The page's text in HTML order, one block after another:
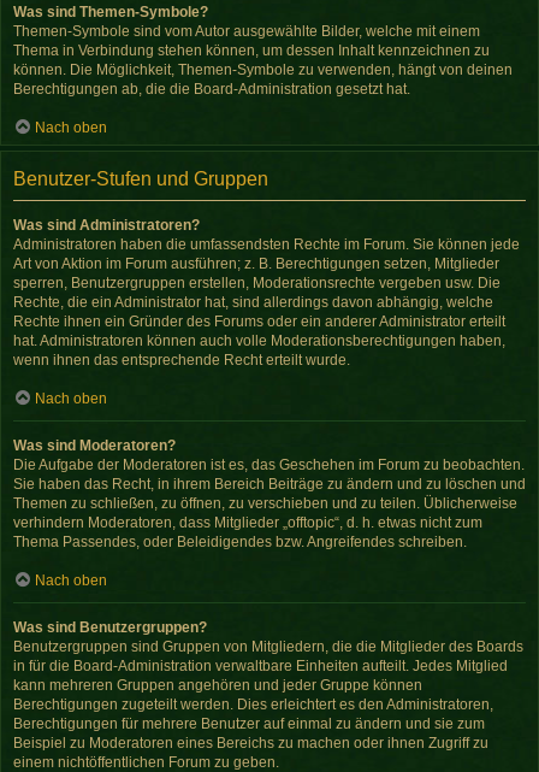
Was sind Themen-Symbole?
Themen-Symbole sind vom Autor ausgewählte Bilder, welche mit einem
Thema in Verbindung stehen können, um dessen Inhalt kennzeichnen zu
können. Die Möglichkeit, Themen-Symbole zu verwenden, hängt von deinen
Berechtigungen ab, die die Board-Administration gesetzt hat.
Nach oben
Benutzer-Stufen und Gruppen
Was sind Administratoren?
Administratoren haben die umfassendsten Rechte im Forum. Sie können jede
Art von Aktion im Forum ausführen; z. B. Berechtigungen setzen, Mitglieder
sperren, Benutzergruppen erstellen, Moderationsrechte vergeben usw. Die
Rechte, die ein Administrator hat, sind allerdings davon abhängig, welche
Rechte ihnen ein Gründer des Forums oder ein anderer Administrator erteilt
hat. Administratoren können auch volle Moderationsberechtigungen haben,
wenn ihnen das entsprechende Recht erteilt wurde.
Nach oben
Was sind Moderatoren?
Die Aufgabe der Moderatoren ist es, das Geschehen im Forum zu beobachten.
Sie haben das Recht, in ihrem Bereich Beiträge zu ändern und zu löschen und
Themen zu schließen, zu öffnen, zu verschieben und zu teilen. Üblicherweise
verhindern Moderatoren, dass Mitglieder „offtopic“, d. h. etwas nicht zum
Thema Passendes, oder Beleidigendes bzw. Angreifendes schreiben.
Nach oben
Was sind Benutzergruppen?
Benutzergruppen sind Gruppen von Mitgliedern, die die Mitglieder des Boards
in für die Board-Administration verwaltbare Einheiten aufteilt. Jedes Mitglied
kann mehreren Gruppen angehören und jeder Gruppe können
Berechtigungen zugeteilt werden. Dies erleichtert es den Administratoren,
Berechtigungen für mehrere Benutzer auf einmal zu ändern und sie zum
Beispiel zu Moderatoren eines Bereichs zu machen oder ihnen Zugriff zu
einem nichtöffentlichen Forum zu geben.